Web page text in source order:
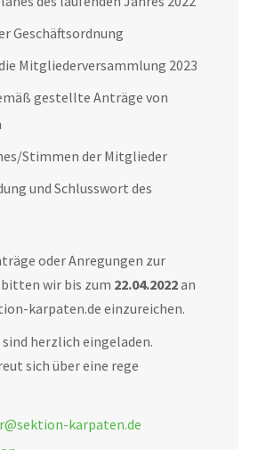
Geschäftsordnung
Mitgliederversammlung 2023
gestellte Anträge von
Stimmen der Mitglieder
und Schlusswort des
oder Anregungen zur
wir bis zum 22.04.2022an
karpaten.de einzureichen.
herzlich eingeladen.
sich über eine rege
karpaten.de